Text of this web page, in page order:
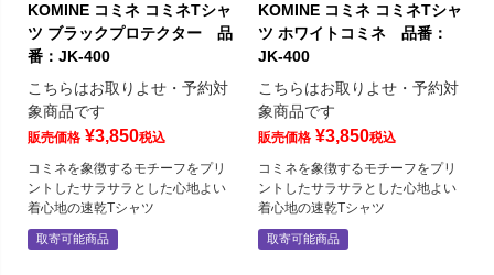
KOMINE コミネ コミネTシャ
ツ ブラックプロテクター 品
番：JK-400
こちらはお取りよせ・予約対
象商品です
販売価格 ¥3,850税込
コミネを象徴するモチーフをプリ
ントしたサラサラとした心地よい
着心地の速乾Tシャツ
取寄可能商品
KOMINE コミネ コミネTシャ
ツ ホワイトコミネ 品番：
JK-400
こちらはお取りよせ・予約対
象商品です
販売価格 ¥3,850税込
コミネを象徴するモチーフをプリ
ントしたサラサラとした心地よい
着心地の速乾Tシャツ
取寄可能商品